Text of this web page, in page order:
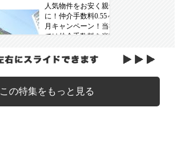
この特集をもっと見る